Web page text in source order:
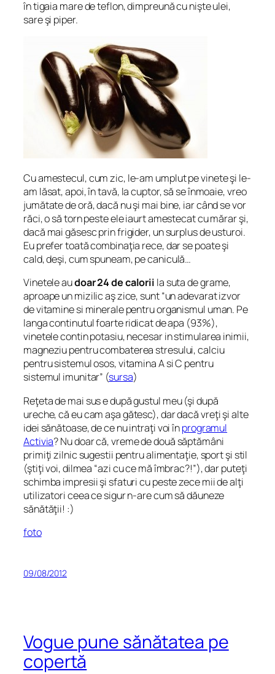
în tigaia mare de teflon, dimpreună cu nişte ulei,
sare şi piper.
Cu amestecul, cum zic, le-am umplut pe vinete şi le-
am lăsat, apoi, în tavă, la cuptor, să se înmoaie, vreo
jumătate de oră, dacă nu şi mai bine, iar când se vor
răci, o să torn peste ele iaurt amestecat cu mărar şi,
dacă mai găsesc prin frigider, un surplus de usturoi.
Eu prefer toată combinaţia rece, dar se poate şi
cald, deşi, cum spuneam, pe caniculă…
Vinetele audoar 24 de calorii la suta de grame,
aproape un mizilic aş zice, sunt “un adevarat izvor
de vitamine si minerale pentru organismul uman. Pe
langa continutul foarte ridicat de apa (93%),
vinetele contin potasiu, necesar in stimularea inimii,
magneziu pentru combaterea stresului, calciu
pentru sistemul osos, vitamina A si C pentru
sistemul imunitar” (sursa)
Reţeta de mai sus e după gustul meu (şi după
ureche, că eu cam aşa gătesc), dar dacă vreţi şi alte
idei sănătoase, de ce nu intraţi voi înprogramul
Activia? Nu doar că, vreme de două săptămâni
primiţi zilnic sugestii pentru alimentaţie, sport şi stil
(ştiţi voi, dilmea “azi cu ce mă îmbrac?!”), dar puteţi
schimba impresii şi sfaturi cu peste zece mii de alţi
utilizatori ceea ce sigur n-are cum să dăuneze
sănătăţii! :)
foto
09/08/2012
Vogue pune sănătatea pe
copertă